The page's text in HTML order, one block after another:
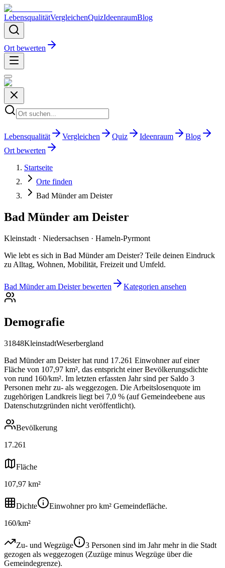
LebensqualitätVergleichenQuizIdeenraumBlog
Ort bewerten
Lebensqualität Vergleichen Quiz Ideenraum
Blog
Ort bewerten
Startseite
Orte finden
Bad Münder am Deister
Bad Münder am Deister
Kleinstadt · Niedersachsen · Hameln-Pyrmont
Wie lebt es sich in Bad Münder am Deister? Teile deinen Eindruck
zu Alltag, Wohnen, Mobilität, Freizeit und Umfeld.
Bad Münder am Deister bewerten Kategorien ansehen
Demografie
31848KleinstadtWeserbergland
Bad Münder am Deister hat rund 17.261 Einwohner auf einer
Fläche von 107,97 km², das entspricht einer Bevölkerungsdichte
von rund 160/km². Im letzten erfassten Jahr sind per Saldo 3
Personen mehr zu- als weggezogen. Die Arbeitslosenquote im
zugehörigen Landkreis liegt bei 7,0 % (auf Gemeindeebene aus
Datenschutzgründen nicht veröffentlicht).
Bevölkerung
17.261
Fläche
107,97 km²
Dichte
Einwohner pro km² Gemeindefläche.
160/km²
Zu- und Wegzüge
3 Personen sind im Jahr mehr in die Stadt
gezogen als weggezogen (Zuzüge minus Wegzüge über die
Gemeindegrenze).